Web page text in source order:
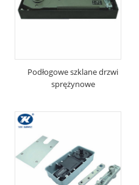
Podłogowe szklane drzwi
sprężynowe